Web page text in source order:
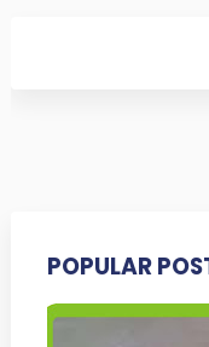
POPULAR